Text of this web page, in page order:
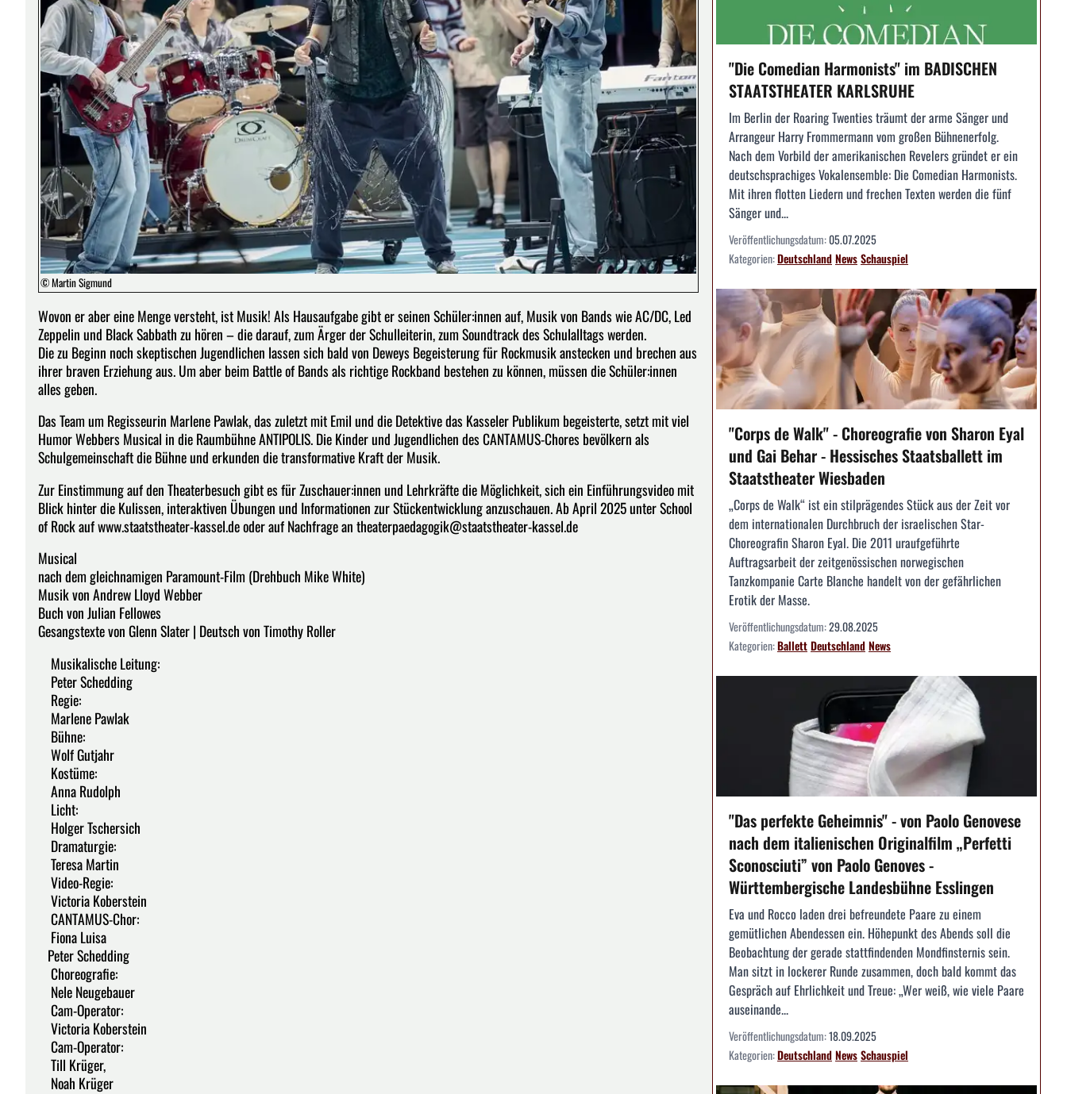
© Martin Sigmund
Wovon er aber eine Menge versteht, ist Musik! Als Hausaufgabe gibt er seinen Schüler:innen auf, Musik von Bands wie AC/DC, Led
Zeppelin und Black Sabbath zu hören – die darauf, zum Ärger der Schulleiterin, zum Soundtrack des Schulalltags werden.
Die zu Beginn noch skeptischen Jugendlichen lassen sich bald von Deweys Begeisterung für Rockmusik anstecken und brechen aus
ihrer braven Erziehung aus. Um aber beim Battle of Bands als richtige Rockband bestehen zu können, müssen die Schüler:innen
alles geben.
Das Team um Regisseurin Marlene Pawlak, das zuletzt mit Emil und die Detektive das Kasseler Publikum begeisterte, setzt mit viel
Humor Webbers Musical in die Raumbühne ANTIPOLIS. Die Kinder und Jugendlichen des CANTAMUS-Chores bevölkern als
Schulgemeinschaft die Bühne und erkunden die transformative Kraft der Musik.
Zur Einstimmung auf den Theaterbesuch gibt es für Zuschauer:innen und Lehrkräfte die Möglichkeit, sich ein Einführungsvideo mit
Blick hinter die Kulissen, interaktiven Übungen und Informationen zur Stückentwicklung anzuschauen. Ab April 2025 unter School
of Rock auf www.staatstheater-kassel.de oder auf Nachfrage an theaterpaedagogik@staatstheater-kassel.de
Musical
nach dem gleichnamigen Paramount-Film (Drehbuch Mike White)
Musik von Andrew Lloyd Webber
Buch von Julian Fellowes
Gesangstexte von Glenn Slater | Deutsch von Timothy Roller
Musikalische Leitung:
Peter Schedding
Regie:
Marlene Pawlak
Bühne:
Wolf Gutjahr
Kostüme:
Anna Rudolph
Licht:
Holger Tschersich
Dramaturgie:
Teresa Martin
Video-Regie:
Victoria Koberstein
CANTAMUS-Chor:
Fiona Luisa
Peter Schedding
Choreografie:
Nele Neugebauer
Cam-Operator:
Victoria Koberstein
Cam-Operator:
Till Krüger,
Noah Krüger
"Die Comedian Harmonists" im BADISCHEN
STAATSTHEATER KARLSRUHE
Im Berlin der Roaring Twenties träumt der arme Sänger und
Arrangeur Harry Frommermann vom großen Bühnenerfolg.
Nach dem Vorbild der amerikanischen Revelers gründet er ein
deutschsprachiges Vokalensemble: Die Comedian Harmonists.
Mit ihren flotten Liedern und frechen Texten werden die fünf
Sänger und...
Veröffentlichungsdatum:05.07.2025
Kategorien:DeutschlandNewsSchauspiel
"Corps de Walk" - Choreografie von Sharon Eyal
und Gai Behar - Hessisches Staatsballett im
Staatstheater Wiesbaden
„Corps de Walk“ ist ein stilprägendes Stück aus der Zeit vor
dem internationalen Durchbruch der israelischen Star-
Choreografin Sharon Eyal. Die 2011 uraufgeführte
Auftragsarbeit der zeitgenössischen norwegischen
Tanzkompanie Carte Blanche handelt von der gefährlichen
Erotik der Masse.
Veröffentlichungsdatum:29.08.2025
Kategorien:BallettDeutschlandNews
"Das perfekte Geheimnis" - von Paolo Genovese
nach dem italienischen Originalfilm „Perfetti
Sconosciuti” von Paolo Genoves -
Württembergische Landesbühne Esslingen
Eva und Rocco laden drei befreundete Paare zu einem
gemütlichen Abendessen ein. Höhepunkt des Abends soll die
Beobachtung der gerade stattfindenden Mondfinsternis sein.
Man sitzt in lockerer Runde zusammen, doch bald kommt das
Gespräch auf Ehrlichkeit und Treue: „Wer weiß, wie viele Paare
auseinande...
Veröffentlichungsdatum:18.09.2025
Kategorien:DeutschlandNewsSchauspiel